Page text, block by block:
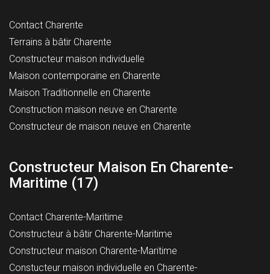
Contact Charente
Terrains à bâtir Charente
Constructeur maison individuelle
Maison contemporaine en Charente
Maison Traditionnelle en Charente
Construction maison neuve en Charente
Constructeur de maison neuve en Charente
Constructeur Maison En Charente-
Maritime (17)
Contact Charente-Maritime
Constructeur à bâtir Charente-Maritime
Constructeur maison Charente-Maritime
Constucteur maison individuelle en Charente-